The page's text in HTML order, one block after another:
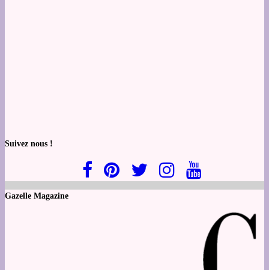
Suivez nous !
Gazelle Magazine